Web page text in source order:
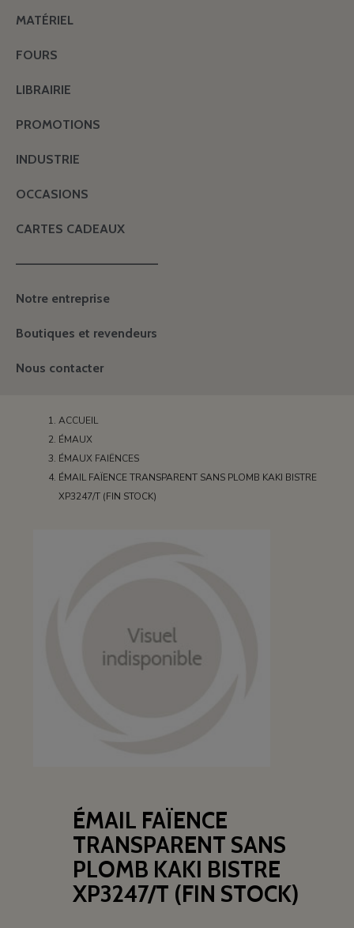
MATÉRIEL
FOURS
LIBRAIRIE
PROMOTIONS
INDUSTRIE
OCCASIONS
CARTES CADEAUX
———————————————
Notre entreprise
Boutiques et revendeurs
Nous contacter
ACCUEIL
ÉMAUX
ÉMAUX FAIËNCES
ÉMAIL FAÏENCE TRANSPARENT SANS PLOMB KAKI BISTRE
XP3247/T (FIN STOCK)
ÉMAIL FAÏENCE
TRANSPARENT SANS
PLOMB KAKI BISTRE
XP3247/T (FIN STOCK)